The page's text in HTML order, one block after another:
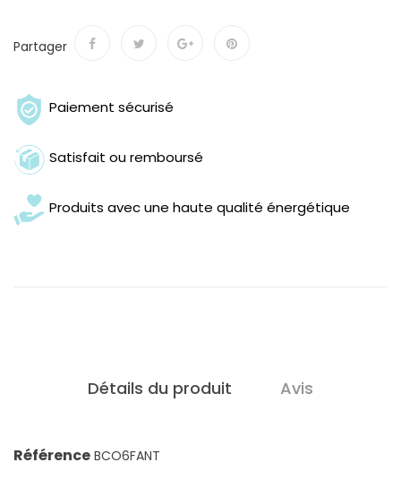
Partager
Paiement sécurisé
Satisfait ou remboursé
Produits avec une haute qualité énergétique
Détails du produit Avis
Référence BCO6FANT